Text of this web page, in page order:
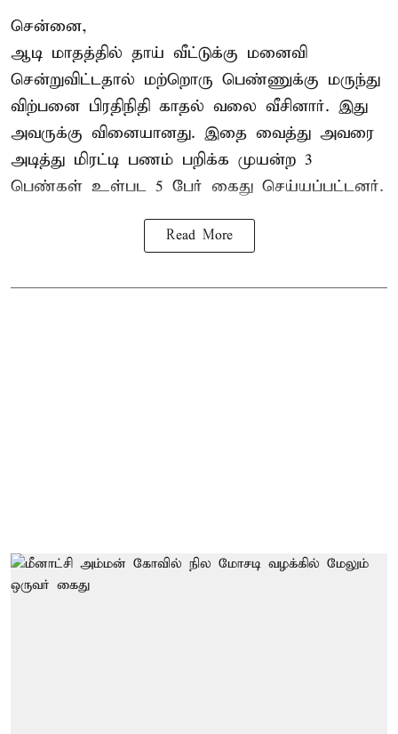
சென்னை,
ஆடி மாதத்தில் தாய் வீட்டுக்கு மனைவி
சென்றுவிட்டதால் மற்றொரு பெண்ணுக்கு மருந்து
விற்பனை பிரதிநிதி காதல் வலை வீசினார். இது
அவருக்கு வினையானது. இதை வைத்து அவரை
அடித்து மிரட்டி பணம் பறிக்க முயன்ற 3
பெண்கள் உள்பட 5 பேர் கைது செய்யப்பட்டனர்.
Read More